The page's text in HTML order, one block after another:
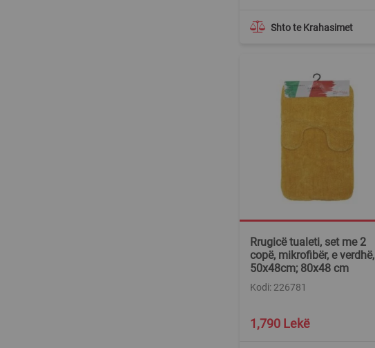
Shto te Krahasimet
Rrugicë tualeti, set me 2
copë, mikrofibër, e verdhë,
50x48cm; 80x48 cm
Kodi: 226781
1,790 Lekë